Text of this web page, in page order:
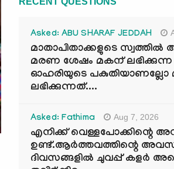
Asked: ABU SHARAF JEDDAH
മാതാപിതാക്കളുടെ
മരണ ശേഷം മകന് ലഭിക്കുന്ന
ഓഹരിയുടെ പകുതിയാണല്ലോ
ലഭിക്കുന്നത്....
Asked: Fathima Aug 7, 2026
എനിക്ക് വെള്ളപോക്കിന്റെ
ഉണ്ട്.ആർത്തവത്തിന്റെ
ദിവസങ്ങളിൽ ചുവപ്പ് കളർ